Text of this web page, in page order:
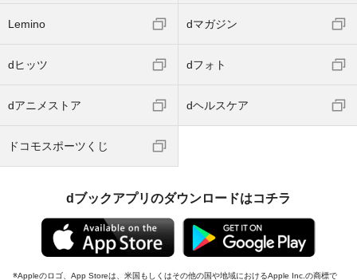
Lemino dマガジン
dヒッツ dフォト
dアニメストア dヘルスケア
ドコモスポーツくじ
dブックアプリのダウンロードはコチラ
Appleのロゴ、App Storeは、米国もしくはその他の国や地域におけるApple Inc.の商標で